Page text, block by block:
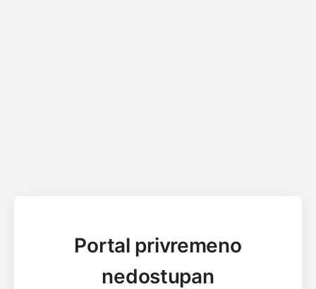
Portal privremeno
nedostupan